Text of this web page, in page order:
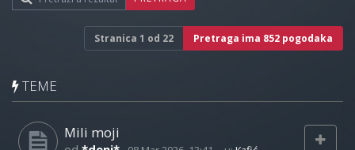
Stranica 1 od 22 Pretraga ima 852 pogodaka
TEME
Mili moji